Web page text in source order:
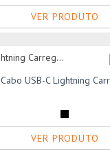
VER PRODUTO
Cabo USB-C Lightning
VER PRODUTO